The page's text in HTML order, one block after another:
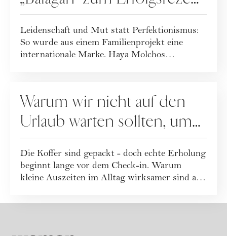
wurde
Leidenschaft und Mut statt Perfektionismus:
So wurde aus einem Familienprojekt eine
internationale Marke. Haya Molchos
Warum wir nicht auf den
Urlaub warten sollten, um
uns zu erholen
Die Koffer sind gepackt - doch echte Erholung
beginnt lange vor dem Check-in. Warum
kleine Auszeiten im Alltag wirksamer sind als